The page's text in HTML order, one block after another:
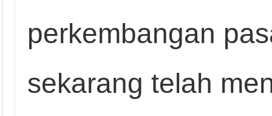
perkembangan
sekarang telah